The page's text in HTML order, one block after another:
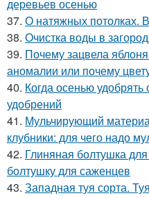
деревьев осенью
37. О натяжных потолках.
38. Очистка воды в
39. Почему зацвела
аномалии или почему
40. Когда осенью
удобрений
41. Мульчирующий
клубники: для чего надо
42. Глиняная болтушка
болтушку для саженцев
43. Западная туя сорта.